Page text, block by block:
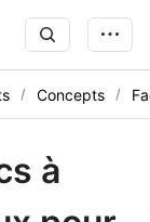
Concepts
à